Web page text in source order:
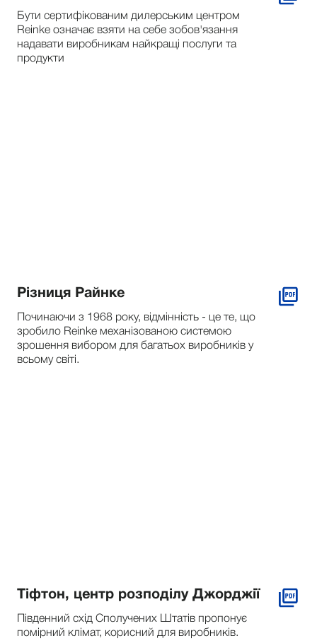
Бути сертифікованим дилерським центром
Reinke означає взяти на себе зобов'язання
надавати виробникам найкращі послуги та
продукти
Різниця Райнке
Починаючи з 1968 року, відмінність - це те, що
зробило Reinke механізованою системою
зрошення вибором для багатьох виробників у
всьому світі.
Тіфтон, центр розподілу Джорджії
Південний схід Сполучених Штатів пропонує
помірний клімат, корисний для виробників.